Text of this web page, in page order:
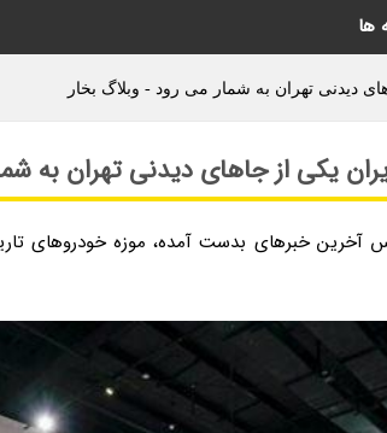
دیدنی تهران به شمار می رود - وبلاگ بخار
یکی از جاهای دیدنی تهران به
آخرین خبرهای بدست آمده، موزه خودروهای
ها